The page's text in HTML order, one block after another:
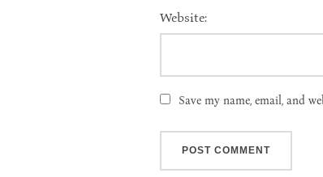
Website:
Save my name, email, and